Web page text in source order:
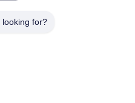
кучи сжатия
looking for?